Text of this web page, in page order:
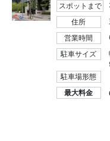
スポットまで
住所
営業時間
駐車サイズ
駐車場形態
最大料金